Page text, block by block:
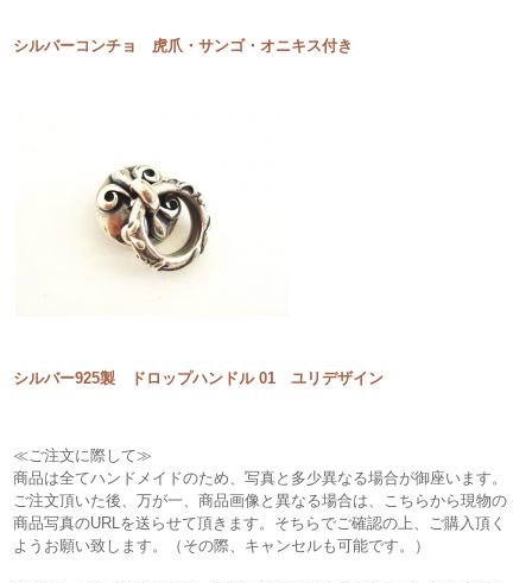
シルバーコンチョ 虎爪・サンゴ・オニキス付き
シルバー925製 ドロップハンドル 01 ユリデザイン
≪ご注文に際して≫
商品は全てハンドメイドのため、写真と多少異なる場合が御座います。
ご注文頂いた後、万が一、商品画像と異なる場合は、こちらから現物の
商品写真のURLを送らせて頂きます。そちらでご確認の上、ご購入頂く
ようお願い致します。（その際、キャンセルも可能です。）